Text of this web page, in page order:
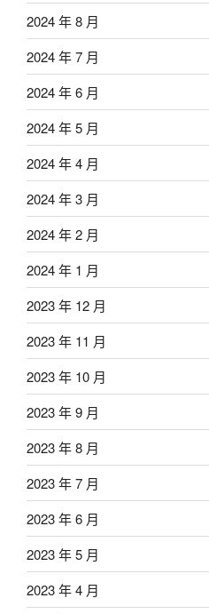
2024 年 8 月
2024 年 7 月
2024 年 6 月
2024 年 5 月
2024 年 4 月
2024 年 3 月
2024 年 2 月
2024 年 1 月
2023 年 12 月
2023 年 11 月
2023 年 10 月
2023 年 9 月
2023 年 8 月
2023 年 7 月
2023 年 6 月
2023 年 5 月
2023 年 4 月